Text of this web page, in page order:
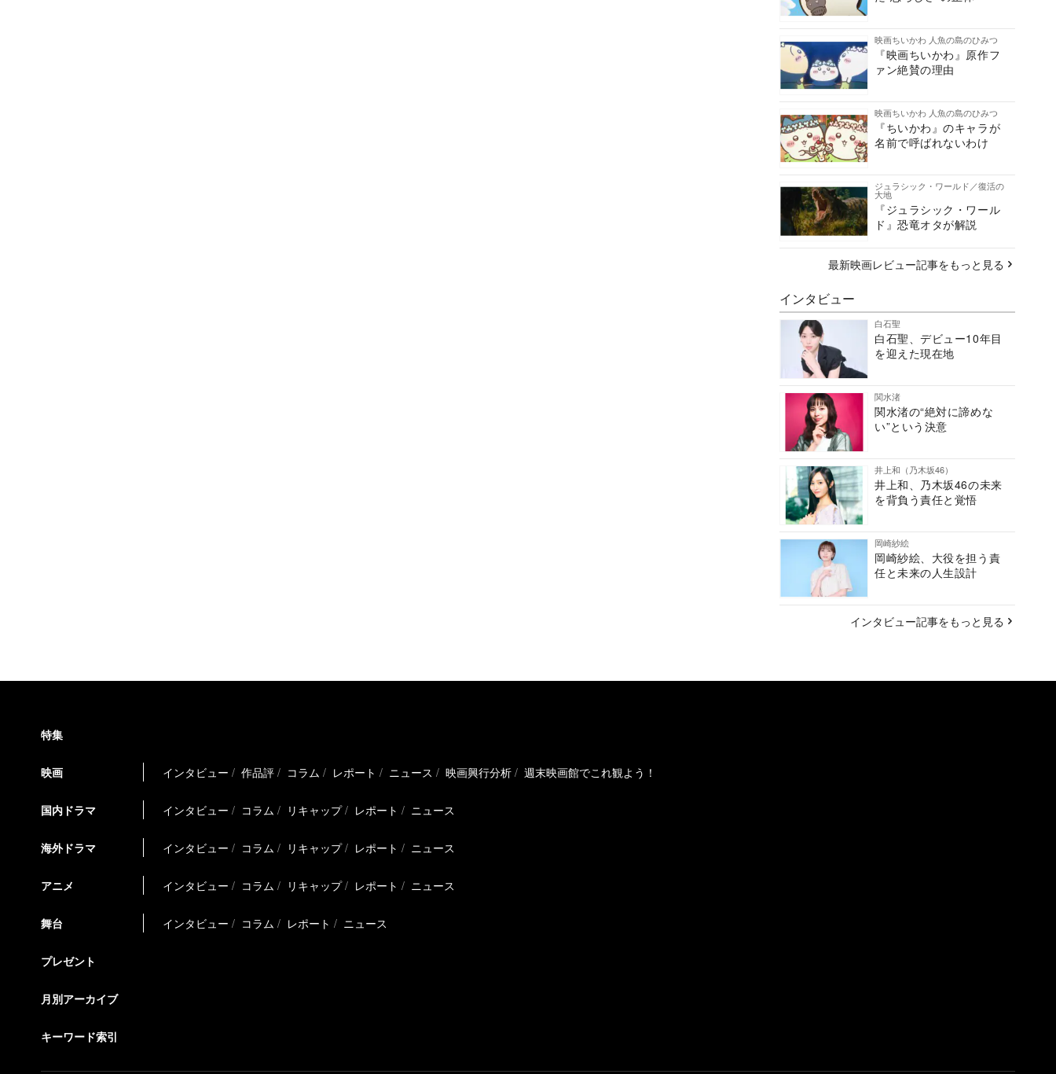
映画ちいかわ 人魚の島のひみつ
『映画ちいかわ』原作フ
ァン絶賛の理由
映画ちいかわ 人魚の島のひみつ
『ちいかわ』のキャラが
名前で呼ばれないわけ
ジュラシック・ワールド／復活の
大地
『ジュラシック・ワール
ド』恐竜オタが解説
最新映画レビュー記事をもっと見る
インタビュー
白石聖
白石聖、デビュー10年目
を迎えた現在地
関水渚
関水渚の“絶対に諦めな
い”という決意
井上和（乃木坂46）
井上和、乃木坂46の未来
を背負う責任と覚悟
岡崎紗絵
岡崎紗絵、大役を担う責
任と未来の人生設計
インタビュー記事をもっと見る
特集
映画 インタビュー 作品評 コラム レポート ニュース 映画興行分析 週末映画館でこれ観よう！
国内ドラマ インタビュー コラム リキャップ レポート ニュース
海外ドラマ インタビュー コラム リキャップ レポート ニュース
アニメ インタビュー コラム リキャップ レポート ニュース
舞台 インタビュー コラム レポート ニュース
プレゼント
月別アーカイブ
キーワード索引